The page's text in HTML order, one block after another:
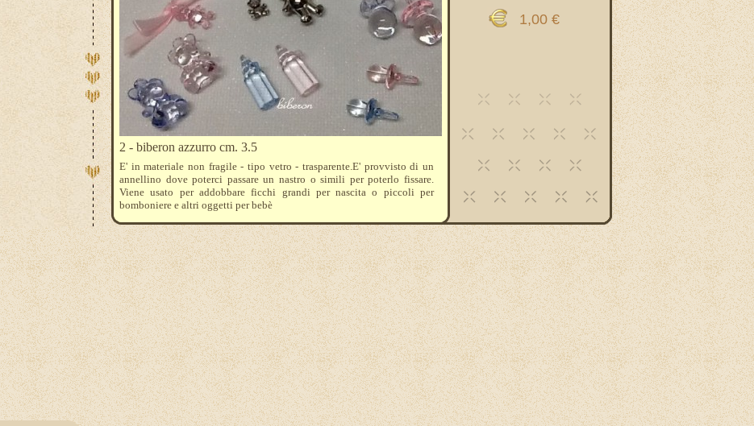
1,00 €
2 - biberon azzurro cm. 3.5
E' in materiale non fragile - tipo vetro - trasparente.E' provvisto di un
annellino dove poterci passare un nastro o simili per poterlo fissare.
Viene usato per addobbare ficchi grandi per nascita o piccoli per
bomboniere e altri oggetti per bebè